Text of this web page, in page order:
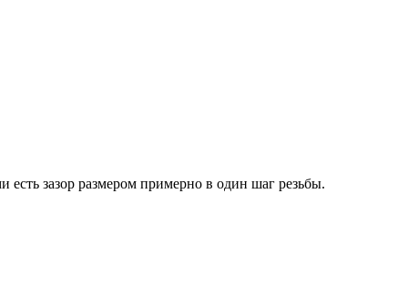
зазор размером примерно в один шаг резьбы.